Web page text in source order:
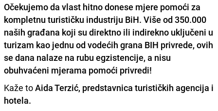
Očekujemo da vlast hitno donese mjere pomoći za
kompletnu turističku industriju BiH. Više od 350.000
naših građana koji su direktno ili indirekno uključeni u
turizam kao jednu od vodećih grana BIH privrede, ovih
se dana nalaze na rubu egzistencije, a nisu
obuhvaćeni mjerama pomoći privredi!
Kaže toAida Terzić, predstavnica turističkih agencija i
hotela.